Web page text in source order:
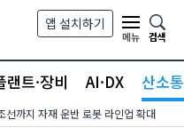
앱 설치하기
메뉴
검색
랜트·장비 AI·DX 산소통
까지 자재 운반 로봇 라인업 확대